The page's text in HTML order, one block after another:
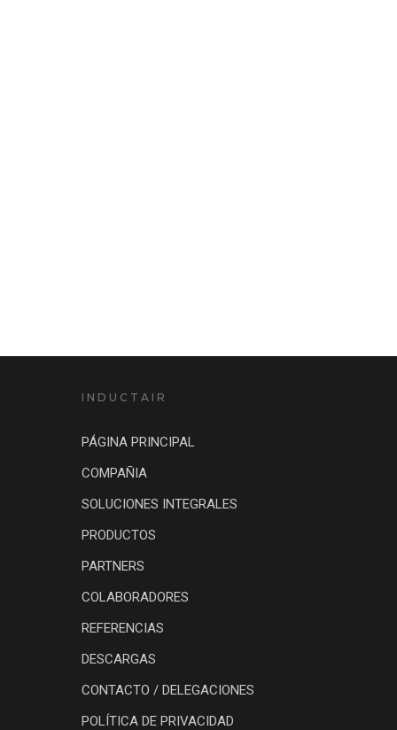
INDUCTAIR
PÁGINA PRINCIPAL
COMPAÑIA
SOLUCIONES INTEGRALES
PRODUCTOS
PARTNERS
COLABORADORES
REFERENCIAS
DESCARGAS
CONTACTO / DELEGACIONES
POLÍTICA DE PRIVACIDAD